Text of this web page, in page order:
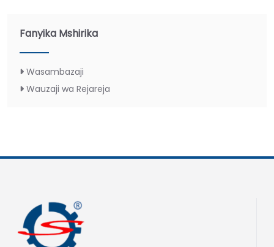
Fanyika Mshirika
Wasambazaji
Wauzaji wa Rejareja